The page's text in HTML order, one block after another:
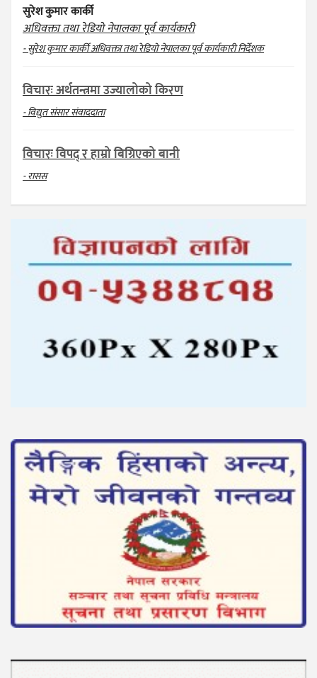
सुरेश कुमार कार्की
अधिवक्ता तथा रेडियो नेपालका पूर्व कार्यकारी
- सुरेश कुमार कार्की अधिवक्ता तथा रेडियो नेपालका पूर्व कार्यकारी निर्देशक
विचारः अर्थतन्त्रमा उज्यालोको किरण
- विद्युत संसार संवाददाता
विचारः विपद् र हाम्रो बिग्रिएको बानी
- रासस